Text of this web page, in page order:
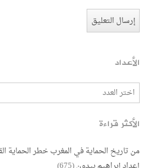
الأعداد
الأكثر قراءة
من تاريخ الحماية في المغرب خطر الحماية